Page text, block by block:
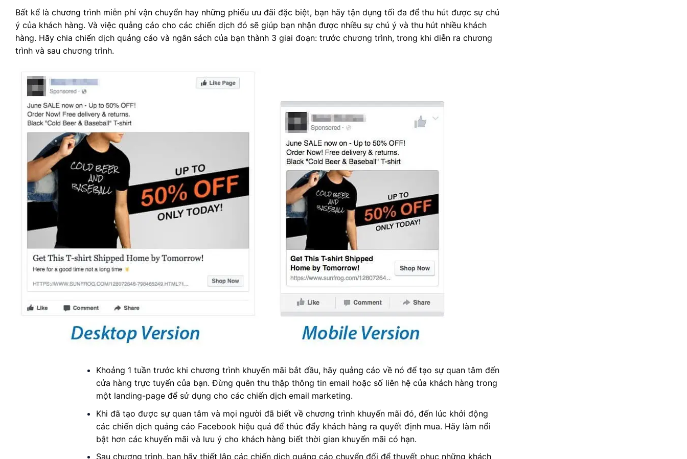
Bất kể là chương trình miễn phí vận chuyển hay những phiếu ưu đãi đặc biệt, bạn hãy tận dụng tối đa để thu hút được sự chú
ý của khách hàng. Và việc quảng cáo cho các chiến dịch đó sẽ giúp bạn nhận được nhiều sự chú ý và thu hút nhiều khách
hàng. Hãy chia chiến dịch quảng cáo và ngân sách của bạn thành 3 giai đoạn: trước chương trình, trong khi diễn ra chương
trình và sau chương trình.
Khoảng 1 tuần trước khi chương trình khuyến mãi bắt đầu, hãy quảng cáo về nó để tạo sự quan tâm đến
cửa hàng trực tuyến của bạn. Đừng quên thu thập thông tin email hoặc số liên hệ của khách hàng trong
một landing-page để sử dụng cho các chiến dịch email marketing.
Khi đã tạo được sự quan tâm và mọi người đã biết về chương trình khuyến mãi đó, đến lúc khởi động
các chiến dịch quảng cáo Facebook hiệu quả để thúc đẩy khách hàng ra quyết định mua. Hãy làm nổi
bật hơn các khuyến mãi và lưu ý cho khách hàng biết thời gian khuyến mãi có hạn.
Sau chương trình, bạn hãy thiết lập các chiến dịch quảng cáo chuyển đổi để thuyết phục những khách